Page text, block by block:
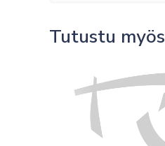
Tutustu myös